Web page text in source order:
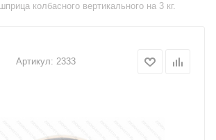
колбасного вертикального на 3 кг.
Артикул: 2333